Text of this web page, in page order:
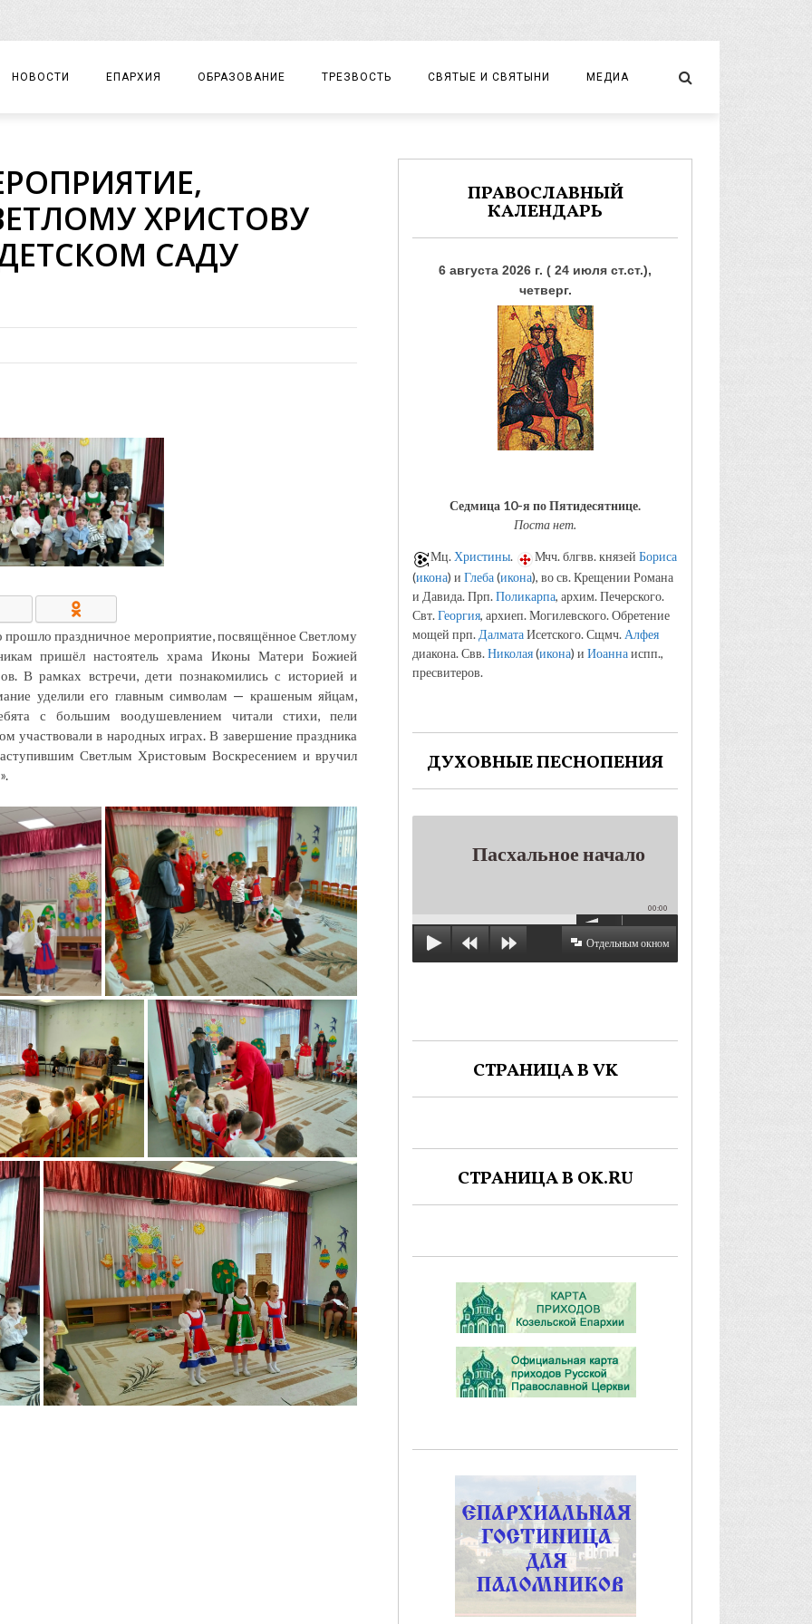
НОВОСТИ ЕПАРХИЯ
ЕПАРХИАЛЬНОЕ УПРАВЛЕНИЕ
ДОКУМЕНТЫ
ЕПАРХИАЛЬНЫЕ ОТДЕЛЫ
БЛАГОЧИНИЯ
ХРАМЫ И МОНАСТЫРИ
КОНТАКТЫ/РЕКВИЗИТЫ
ОБРАЗОВАНИЕ
ДЕТСКИЙ ТУРИЗМ
ТРЕЗВОСТЬ СВЯТЫЕ И СВЯТЫНИ МЕДИА
ФОТО
ХРИСТОВУ
САДУ
праздничное мероприятие, посвящённое Светлому
пришёл настоятель храма Иконы Матери Божией
В рамках встречи, дети познакомились с историей и
уделили его главным символам — крашеным яйцам,
с большим воодушевлением читали стихи, пели
участвовали в народных играх. В завершение праздника
Светлым Христовым Воскресением и вручил
ПРАВОСЛАВНЫЙ
КАЛЕНДАРЬ
6 августа 2026 г. ( 24 июля ст.ст.),
четверг.
Седмица 10-я по Пятидесятнице.
Поста нет.
Мц. Христины. Мчч. блгвв. князей Бориса
(икона) и Глеба(икона), во св. Крещении Романа
и Давида. Прп.Поликарпа, архим. Печерского.
Свт.Георгия, архиеп. Могилевского. Обретение
мощей прп. ДалматаИсетского. Сщмч. Алфея
диакона. Свв.Николая(икона) и Иоаннаиспп.,
пресвитеров.
ДУХОВНЫЕ ПЕСНОПЕНИЯ
Пасхальное начало
00:00
Отдельным окном
СТРАНИЦА В VK
СТРАНИЦА В OK.RU